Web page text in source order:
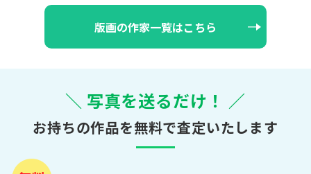
版画の作家一覧はこちら
＼ 写真を送るだけ！ ／
お持ちの作品を無料で査定いたします